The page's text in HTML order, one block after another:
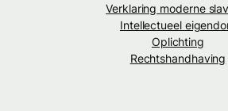
Verklaring moderne
Intellectueel
Oplichting
Rechtshandhaving